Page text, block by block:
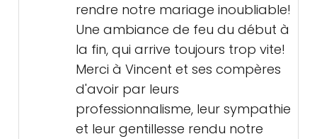
rendre notre mariage inoubliable!
Une ambiance de feu du début à
la fin, qui arrive toujours trop vite!
Merci à Vincent et ses compères
d'avoir par leurs
professionnalisme, leur sympathie
et leur gentillesse rendu notre